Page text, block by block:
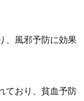
、風邪予防に効果
ており、貧血予防